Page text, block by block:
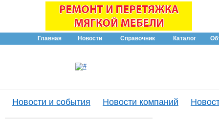
Главная Новости Справочник Каталог
Новости и события Новости компаний